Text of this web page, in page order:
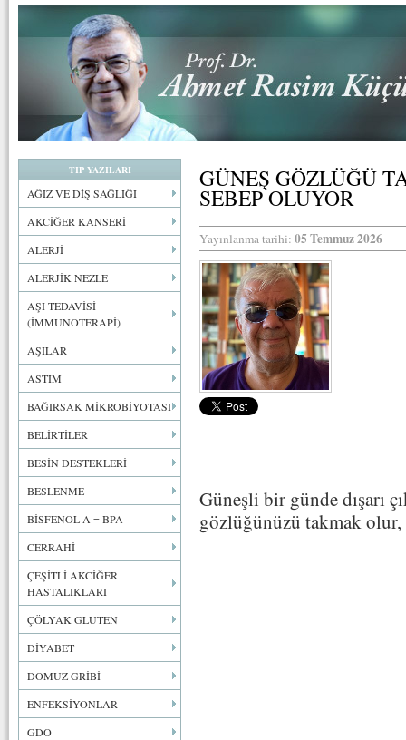
TIP YAZILARI
AĞIZ VE DİŞ SAĞLIĞI
AKCİĞER KANSERİ
ALERJİ
ALERJİK NEZLE
AŞI TEDAVİSİ
(İMMUNOTERAPİ)
AŞILAR
ASTIM
BAĞIRSAK MİKROBİYOTASI
BELİRTİLER
BESİN DESTEKLERİ
BESLENME
BİSFENOL A = BPA
CERRAHİ
ÇEŞİTLİ AKCİĞER
HASTALIKLARI
ÇÖLYAK GLUTEN
DİYABET
DOMUZ GRİBİ
ENFEKSİYONLAR
GDO
GÜNEŞ GÖZLÜĞÜ
SEBEP OLUYOR
Yayınlanma tarihi: 05 Temmuz 2026
Güneşli bir günde dışarı
gözlüğünüzü takmak